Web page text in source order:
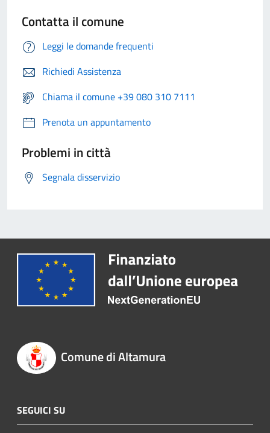
Contatta il comune
Leggi le domande frequenti
Richiedi Assistenza
Chiama il comune +39 080 310 7111
Prenota un appuntamento
Problemi in città
Segnala disservizio
Comune di Altamura
SEGUICI SU